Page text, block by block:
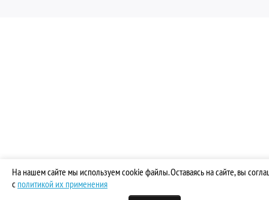
На нашем сайте мы используем cookie файлы. Оставаясь на сайте, вы
с политикой их применения